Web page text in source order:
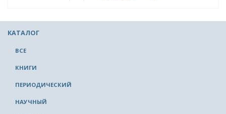
КАТАЛОГ
ВСЕ
КНИГИ
ПЕРИОДИЧЕСКИЙ
НАУЧНЫЙ